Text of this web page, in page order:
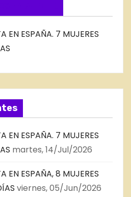
EN ESPAÑA. 7 MUJERES
EN ESPAÑA. 7 MUJERES
martes, 14/Jul/2026
EN ESPAÑA, 8 MUJERES
viernes, 05/Jun/2026